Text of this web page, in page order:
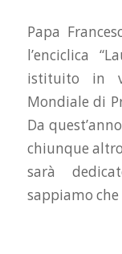
Papa
l’enciclica
istituito in
Mondiale di
Da
chiunque
sarà
sappiamo